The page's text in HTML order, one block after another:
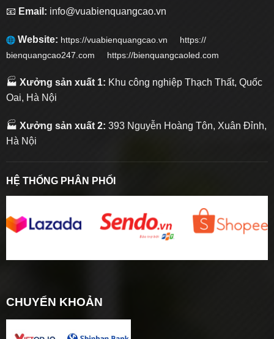
📧 Email: info@vuabienquangcao.vn
Website: https://vuabienquangcao.vn https://
bienquangcao247.com https://bienquangcaoled.com
🏭 Xưởng sản xuất 1: Khu công nghiệp Thạch Thất, Quốc
Oai, Hà Nội
🏭 Xưởng sản xuất 2: 393 Nguyễn Hoàng Tôn, Xuân Đỉnh,
Hà Nội
HỆ THỐNG PHÂN PHỐI
CHUYỂN KHOẢN